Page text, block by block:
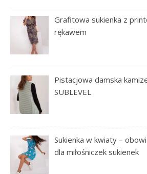
Grafitowa sukienka z
rękawem
Pistacjowa damska
SUBLEVEL
Sukienka w kwiaty –
dla miłośniczek sukienek